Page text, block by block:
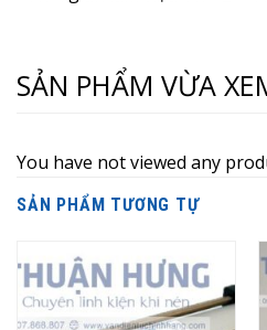
SẢN PHẨM VỪA
You have not viewed any
SẢN PHẨM TƯƠNG TỰ